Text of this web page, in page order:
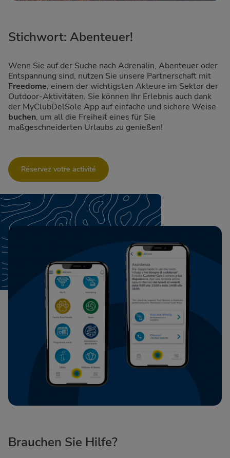
Stichwort: Abenteuer!
Wenn Sie auf der Suche nach Adrenalin, Abenteuer oder
Entspannung sind, nutzen Sie unsere Partnerschaft mit
Freedome, einem der wichtigsten Akteure im Sektor der
Outdoor-Aktivitäten. Sie können Ihr Erlebnis auch dank
der MyClubDelSole App auf einfache und sichere Weise
buchen, um all die Freiheit eines für Sie
maßgeschneiderten Urlaubs zu genießen!
Réservez votre activité
Brauchen Sie Hilfe?